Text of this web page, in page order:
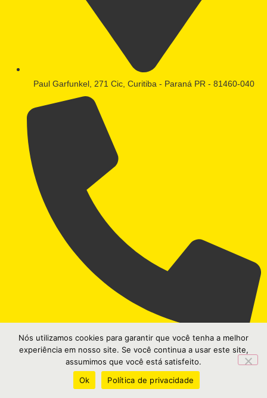
Paul Garfunkel, 271 Cic, Curitiba - Paraná PR - 81460-040
(41) 3074-4800
Nós utilizamos cookies para garantir que você tenha a melhor
experiência em nosso site. Se você continua a usar este site,
assumimos que você está satisfeito.
Ok
Política de privacidade